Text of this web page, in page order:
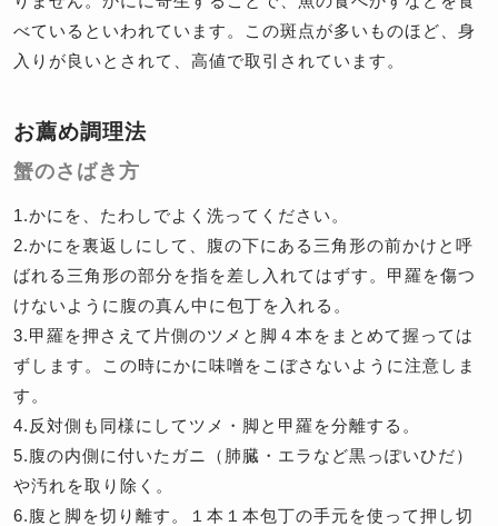
べているといわれています。この斑点が多いものほど、身
入りが良いとされて、高値で取引されています。
お薦め調理法
蟹のさばき方
1.かにを、たわしでよく洗ってください。
2.かにを裏返しにして、腹の下にある三角形の前かけと呼
ばれる三角形の部分を指を差し入れてはずす。甲羅を傷つ
けないように腹の真ん中に包丁を入れる。
3.甲羅を押さえて片側のツメと脚４本をまとめて握っては
ずします。この時にかに味噌をこぼさないように注意しま
す。
4.反対側も同様にしてツメ・脚と甲羅を分離する。
5.腹の内側に付いたガニ（肺臓・エラなど黒っぽいひだ）
や汚れを取り除く。
6.腹と脚を切り離す。１本１本包丁の手元を使って押し切